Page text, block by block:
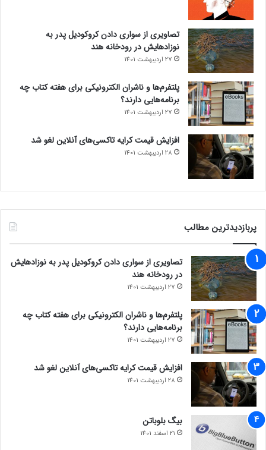
تصاویری از سواری دادن کروکودیل پدر به
نوزادهایش در رودخانه هند
27 اردیبهشت 1401
پلتفرم‌ها و ناشران الکترونیکی برای هفته کتاب چه
برنامه‌هایی دارند؟
27 اردیبهشت 1401
افزایش قیمت کرایه تاکسی‌های آنلاین لغو شد
28 اردیبهشت 1401
پربازدیدترین مطالب
تصاویری از سواری دادن کروکودیل پدر به نوزادهایش
در رودخانه هند
27 اردیبهشت 1401
پلتفرم‌ها و ناشران الکترونیکی برای هفته کتاب چه
برنامه‌هایی دارند؟
27 اردیبهشت 1401
افزایش قیمت کرایه تاکسی‌های آنلاین لغو شد
28 اردیبهشت 1401
بیگ بلوباتن
21 اسفند 1401